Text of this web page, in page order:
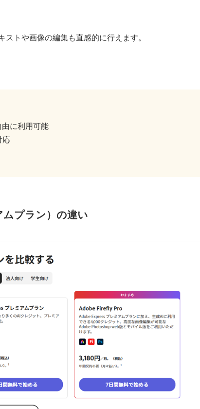
トや画像の編集も直感的に行えます。
に利用可能
応
プラン）の違い